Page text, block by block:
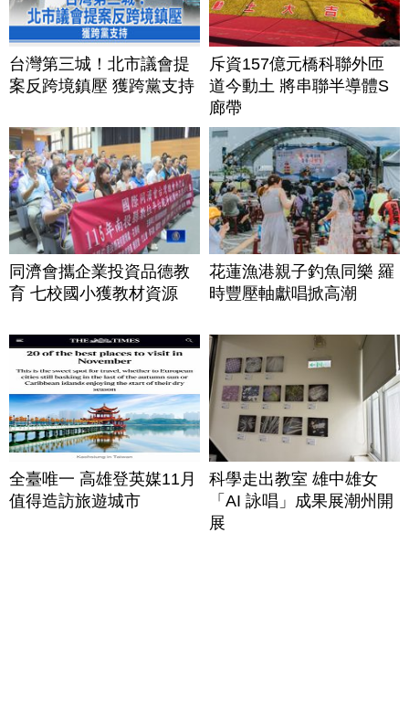
台灣第三城！北市議會提
案反跨境鎮壓 獲跨黨支持
斥資157億元橋科聯外匝
道今動土 將串聯半導體S
廊帶
同濟會攜企業投資品德教
育 七校國小獲教材資源
花蓮漁港親子釣魚同樂 羅
時豐壓軸獻唱掀高潮
全臺唯一 高雄登英媒11月
值得造訪旅遊城市
科學走出教室 雄中雄女
「AI 詠唱」成果展潮州開
展